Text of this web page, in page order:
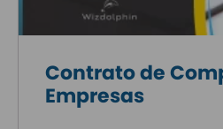
Contrato de
Empresas